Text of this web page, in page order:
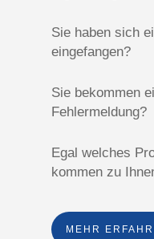
Sie haben sich
eingefangen?
Sie bekommen
Fehlermeldung?
Egal welches
kommen zu
MEHR